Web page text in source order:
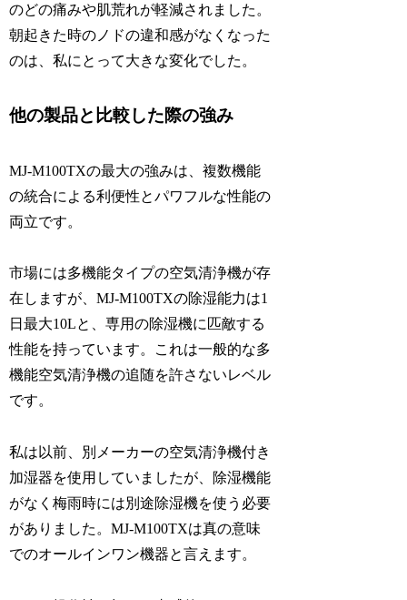
のどの痛みや肌荒れが軽減されました。
朝起きた時のノドの違和感がなくなった
のは、私にとって大きな変化でした。
他の製品と比較した際の強み
MJ-M100TXの最大の強みは、複数機能
の統合による利便性とパワフルな性能の
両立です。
市場には多機能タイプの空気清浄機が存
在しますが、MJ-M100TXの除湿能力は1
日最大10Lと、専用の除湿機に匹敵する
性能を持っています。これは一般的な多
機能空気清浄機の追随を許さないレベル
です。
私は以前、別メーカーの空気清浄機付き
加湿器を使用していましたが、除湿機能
がなく梅雨時には別途除湿機を使う必要
がありました。MJ-M100TXは真の意味
でのオールインワン機器と言えます。